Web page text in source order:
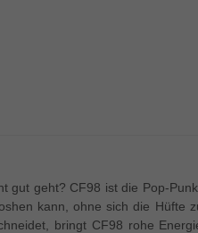
gut geht? CF98 ist die Pop-
kann, ohne sich die Hüfte
bringt CF98 rohe